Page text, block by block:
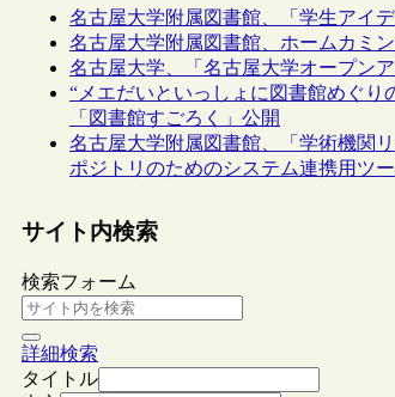
名古屋大学附属図書館、「学生アイ
名古屋大学附属図書館、ホームカミ
名古屋大学、「名古屋大学オープン
“メエだいといっしょに図書館めぐ
「図書館すごろく」公開
名古屋大学附属図書館、「学術機関
ポジトリのためのシステム連携用ツ
サイト内検索
検索フォーム
詳細検索
タイトル